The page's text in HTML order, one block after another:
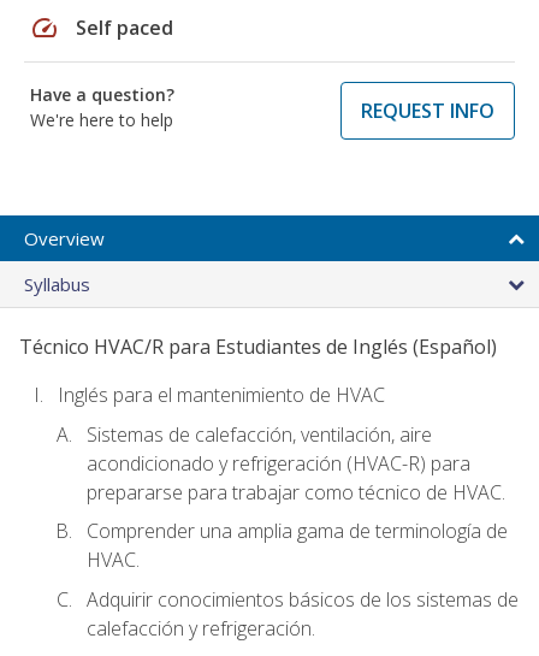
speed Self paced
Have a question?
We're here to help
REQUEST INFO
Overview
Syllabus
Técnico HVAC/R para Estudiantes de Inglés (Español)
Inglés para el mantenimiento de HVAC
Sistemas de calefacción, ventilación, aire
acondicionado y refrigeración (HVAC-R) para
prepararse para trabajar como técnico de HVAC.
Comprender una amplia gama de terminología de
HVAC.
Adquirir conocimientos básicos de los sistemas de
calefacción y refrigeración.